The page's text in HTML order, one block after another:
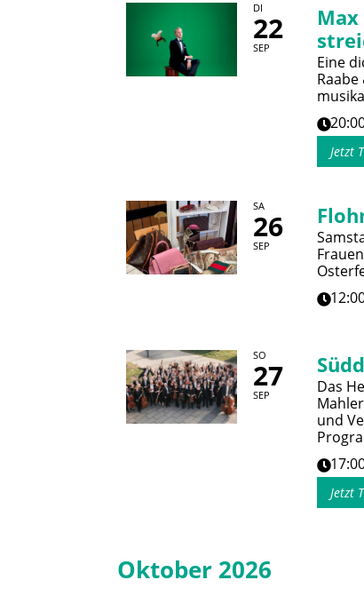
DI
22
SEP
Eine
Jetzt
SA
26
SEP
SO
27
SEP
Das
und
Jetzt
Oktober 2026